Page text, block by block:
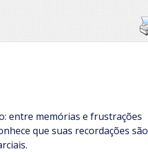
entre memórias e frustrações
que suas recordações são